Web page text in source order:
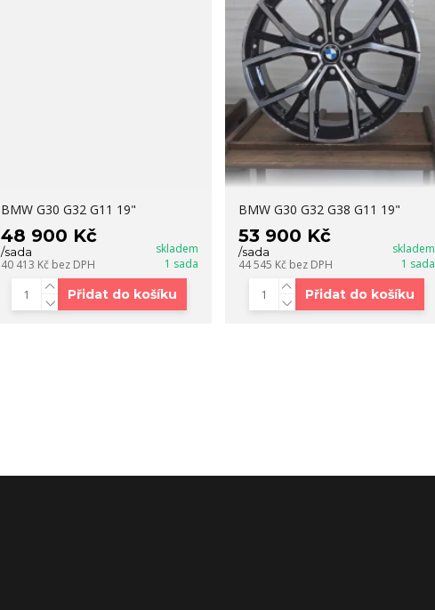
BMW G30 G32 G11 19"
48 900 Kč
/sada
40 413 Kč bez DPH
skladem
1 sada
Přidat do košíku
BMW G30 G32 G38 G11 19"
53 900 Kč
/sada
44 545 Kč bez DPH
skladem
1 sada
Přidat do košíku